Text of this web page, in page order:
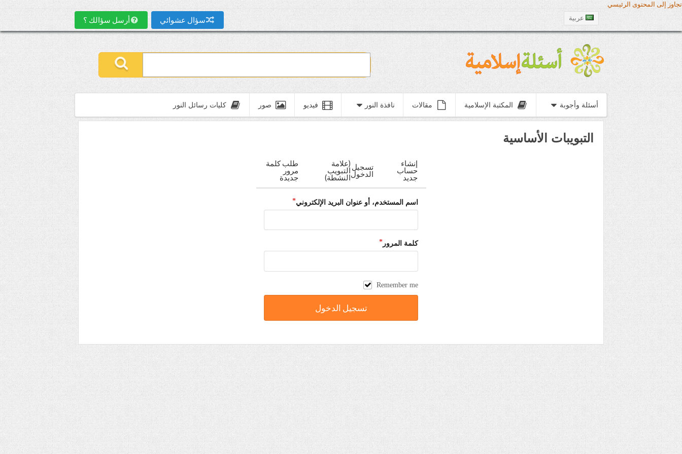
تجاوز إلى المحتوى الرئيسي
عربية
سؤال عشوائي أرسل سؤالك ؟
أسئلة وأجوبة المكتبة الإسلامية مقالات نافذة النور فيديو صور كليات رسائل النور
التبويبات الأساسية
إنشاء
حساب
جديد
تسجيل
الدخول
(علامة
التبويب
النشطة)
طلب كلمة
مرور
جديدة
اسم المستخدم، أو عنوان البريد الإلكتروني
كلمة المرور
Remember me